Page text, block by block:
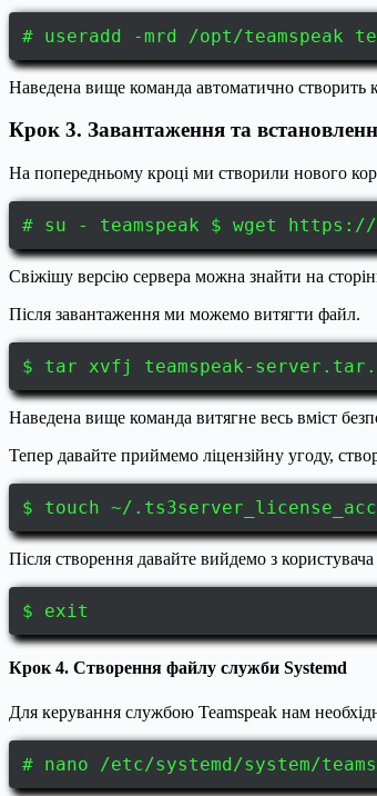
# useradd -mrd /opt/teamspeak
Наведена вище команда автоматично створить
Крок 3. Завантаження та
На попередньому кроці ми створили нового
# su - teamspeak $ wget https://
Свіжішу версію сервера можна знайти на
Після завантаження ми можемо витягти файл.
$ tar xvfj teamspeak-
Наведена вище команда витягне весь вміст
Тепер давайте приймемо ліцензійну угоду,
$ touch ~/
Після створення давайте вийдемо з користувача
$ exit
Крок 4. Створення файлу служби Systemd
Для керування службою Teamspeak нам
# nano /etc/systemd/system/